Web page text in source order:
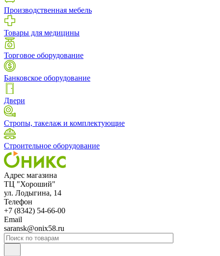
Производственная мебель
Товары для медицины
Торговое оборудование
Банковское оборудование
Двери
Стропы, такелаж и комплектующие
Строительное оборудование
Адрес магазина
ТЦ "Хороший"
ул. Лодыгина, 14
Телефон
+7 (8342) 54-66-00
Email
saransk@onix58.ru